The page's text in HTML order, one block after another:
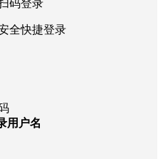
码登录
全快捷登录
用户名